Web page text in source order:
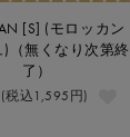
[S] (モロッカン
（無くなり次第終
了）
税込1,595円)